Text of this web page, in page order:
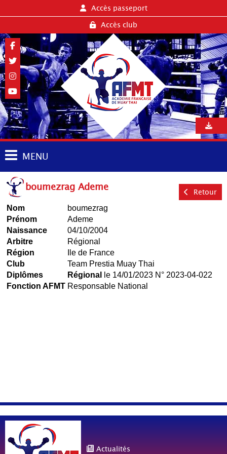
Accès passeport
Accès club
MENU
boumezrag Ademe Retour
Nom
boumezrag
Prénom
Ademe
Naissance
04/10/2004
Arbitre
Régional
Région
Ile de France
Club
Team Prestia Muay Thai
Diplômes
Régional
le 14/01/2023 N° 2023-04-022
Fonction AFMT Responsable National
Actualités